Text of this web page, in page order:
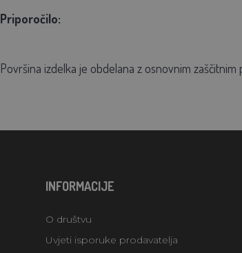
Priporočilo:
Površina izdelka je obdelana z osnovnim
INFORMACIJE
O društvu
Uvjeti isporuke prodavatelja